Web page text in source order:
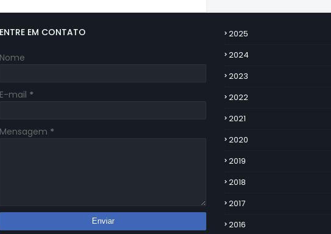
ENTRE EM CONTATO
Nome
E-mail *
Mensagem *
2025
2024
2023
2022
2021
2020
2019
2018
2017
2016